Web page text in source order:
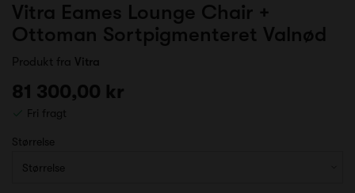
Vitra Eames Lounge Chair +
Ottoman Sortpigmenteret Valnød
Produkt fra Vitra
81 300,00 kr
Fri fragt
Størrelse